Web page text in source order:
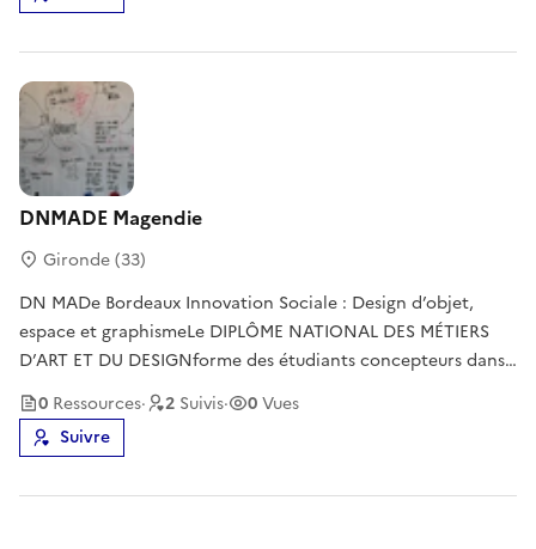
DNMADE Magendie
DN MADe Bordeaux Innovation Sociale : Design d’objet,
espace et graphismeLe DIPLÔME NATIONAL DES MÉTIERS
D’ART ET DU DESIGNforme des étudiants concepteurs dans
le champ du design (objet, produit, mobilier, aménagement
spatial, médiation). La formation s’articule autour de la
pratique du projet
Gironde (33)
0 Ressources· 2 Suivis· 0Vues
Suivre